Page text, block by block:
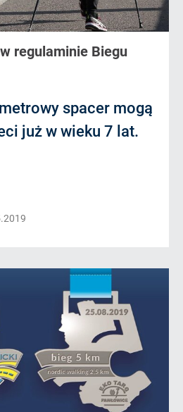
regulaminie Biegu
spacer mogą
już w wieku 7 lat.